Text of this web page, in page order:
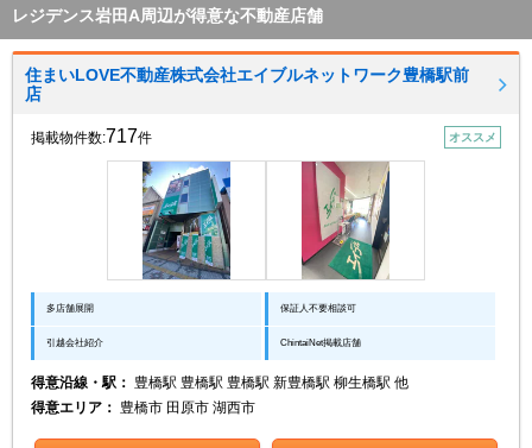
レジデンス岩田A周辺が得意な不動産店舗
住まいLOVE不動産株式会社エイブルネットワーク豊橋駅前
店
掲載物件数:717件 オススメ
多店舗展開 保証人不要相談可
引越会社紹介 ChintaiNet掲載店舗
得意沿線・駅：
豊橋駅 豊橋駅 豊橋駅 新豊橋駅 柳生橋駅 他
得意エリア：
豊橋市 田原市 湖西市